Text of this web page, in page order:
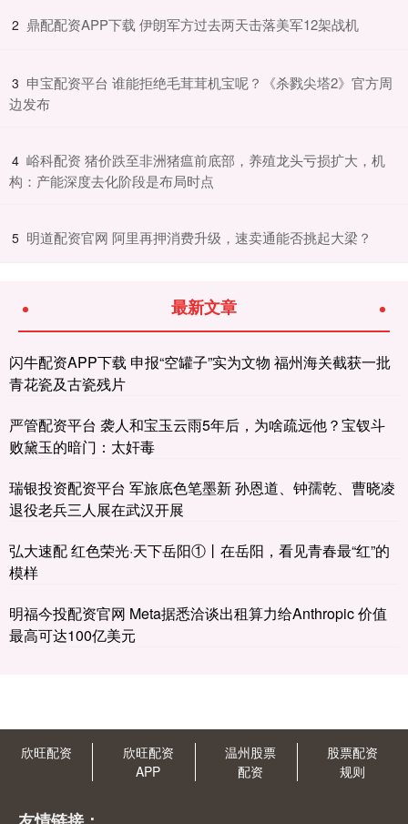
2 ​鼎配配资APP下载 伊朗军方过去两天击落美军12架战机
3 ​申宝配资平台 谁能拒绝毛茸茸机宝呢？《杀戮尖塔2》官方周
边发布
4 ​峪科配资 猪价跌至非洲猪瘟前底部，养殖龙头亏损扩大，机
构：产能深度去化阶段是布局时点
5 ​明道配资官网 阿里再押消费升级，速卖通能否挑起大梁？
最新文章
闪牛配资APP下载 申报“空罐子”实为文物 福州海关截获一批
青花瓷及古瓷残片
严管配资平台 袭人和宝玉云雨5年后，为啥疏远他？宝钗斗
败黛玉的暗门：太奸毒
瑞银投资配资平台 军旅底色笔墨新 孙恩道、钟孺乾、曹晓凌
退役老兵三人展在武汉开展
弘大速配 红色荣光·天下岳阳①丨在岳阳，看见青春最“红”的
模样
明福今投配资官网 Meta据悉洽谈出租算力给Anthropic 价值
最高可达100亿美元
欣旺配资
欣旺配资
APP
温州股票
配资
股票配资
规则